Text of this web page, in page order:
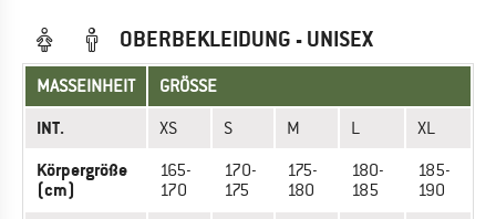
OBERBEKLEIDUNG - UNISEX
MASSEINHEIT GRÖSSE
INT. XS S M L XL
Körpergröße
(cm)
165-
170
170-
175
175-
180
180-
185
185-
190